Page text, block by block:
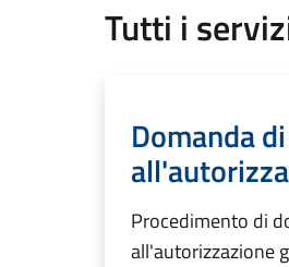
Tutti i
Domanda
Procedimento di
all'autorizzazione